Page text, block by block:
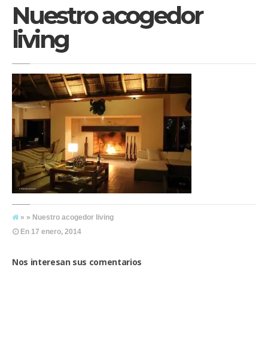
Nuestro acogedor
living
» » Nuestro acogedor living
En 17 enero, 2014
Nos interesan sus comentarios